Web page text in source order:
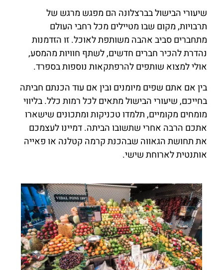
שיעורי הבישול בברצלונה הם מפגש מרגש של
תרבויות, מקום שבו מטיילים מכל רחבי העולם
מתחברים סביב אהבה משותפת לאוכל. זו הזדמנות
נהדרת להכיר חברים חדשים, לשתף חוויות מהמסע,
אולי למצוא שותפים להרפתקאות נוספות בספרד.
בין אם אתם שפים מיומנים ובין אם עוד הכנתם חביתה
בחייכם, שיעורי הבישול מתאים לכל רמות כלל. בליווי
מומחים מקומיים, תלמדו טכניקות ומתכונים שישארו
אתכם הרבה אחרי שתשובו הביתה. דמיינו לעצמכם
את תחושת הגאווה שבהכנת קרמה קטלנה או פאייה
אותנטית לארוחת שישי.